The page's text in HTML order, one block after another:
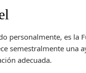
personalmente, es la
semestralmente una
adecuada.